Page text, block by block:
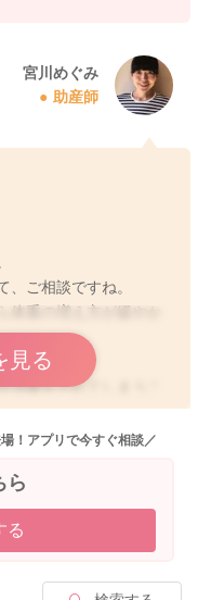
宮川めぐみ
助産師
ご相談ですね。
体重の増え方が緩やか
消費をされてしまうこ
体重の増えは緩やかに
回の哺乳量が少なくな
数を増やしていただ
げてみるのもいいと思
見る
！アプリで今すぐ相談／
ら
る